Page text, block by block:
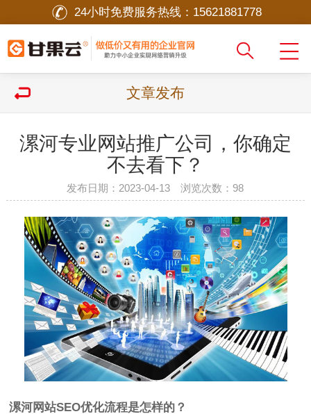
24小时免费服务热线： 15621881778
文章发布
漯河专业网站推广公司，你确定
不去看下？
发布日期：2023-04-13 浏览次数： 98
漯河网站SEO优化流程是怎样的？